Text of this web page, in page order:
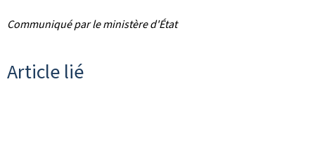
Communiqué par le ministère d'État
Article lié